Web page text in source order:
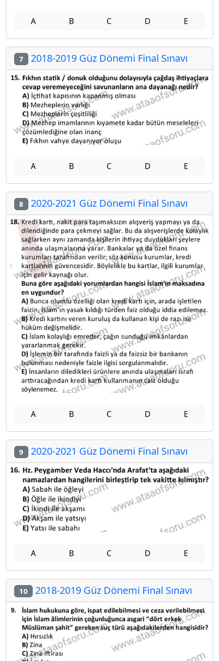
A B C D E
7 2018-2019 Güz Dönemi Final Sınavı
A B C D E
8 2020-2021 Güz Dönemi Final Sınavı
A B C D E
9 2020-2021 Güz Dönemi Final Sınavı
A B C D E
10 2018-2019 Güz Dönemi Final Sınavı